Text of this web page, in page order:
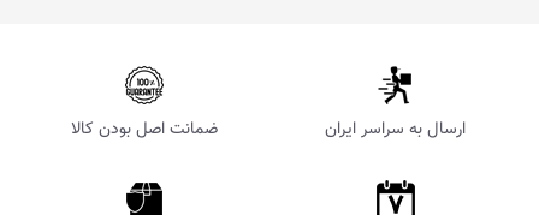
ارسال به سراسر ایران ضمانت اصل بودن کالا